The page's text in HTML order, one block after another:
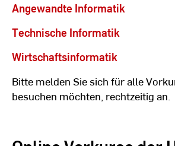
Angewandte Informatik
Technische Informatik
Wirtschaftsinformatik
Bitte melden Sie sich für alle
besuchen möchten, rechtzeitig an.